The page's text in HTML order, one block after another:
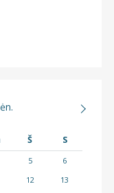
Š S
5
6
12
13